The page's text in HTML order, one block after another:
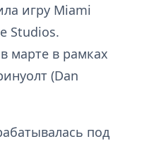
игру Miami
Studios.
марте в рамках
(Dan
под